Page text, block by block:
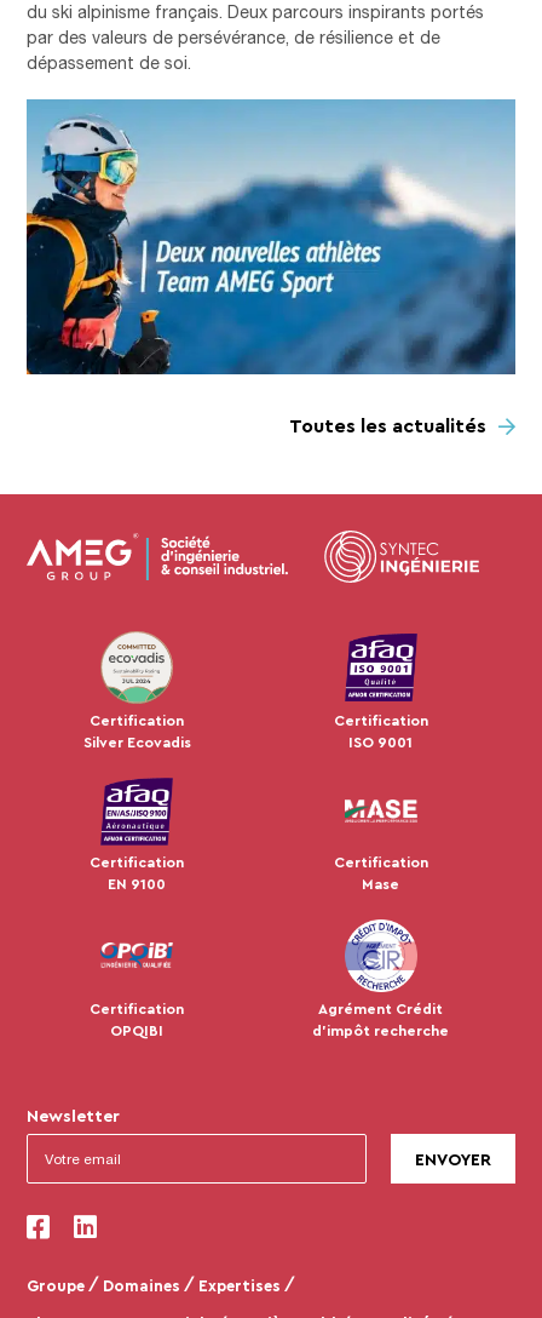
du ski alpinisme français. Deux parcours inspirants portés
par des valeurs de persévérance, de résilience et de
dépassement de soi.
Toutes les actualités
JUL 2024
Certification
Silver Ecovadis
Certification
ISO 9001
Certification
EN 9100
Certification
Mase
Certification
OPQIBI
Agrément Crédit
d'impôt recherche
Newsletter
Groupe Domaines
Expertises